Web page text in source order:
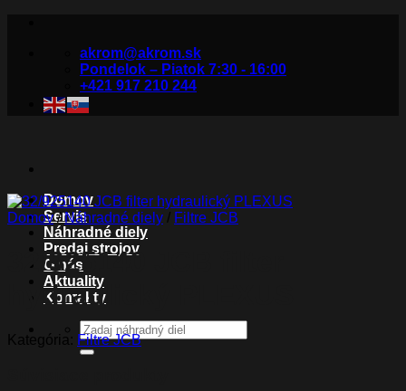
akrom@akrom.sk
Pondelok – Piatok 7:30 - 16:00
+421 917 210 244
Domov
Servis
Náhradné diely
Predaj strojov
O nás
Aktuality
Kontakty
Hľadať:
Domov / Náhradné diely / Filtre JCB
32/925140 JCB filter
hydraulický PLEXUS
Kategória: Filtre JCB